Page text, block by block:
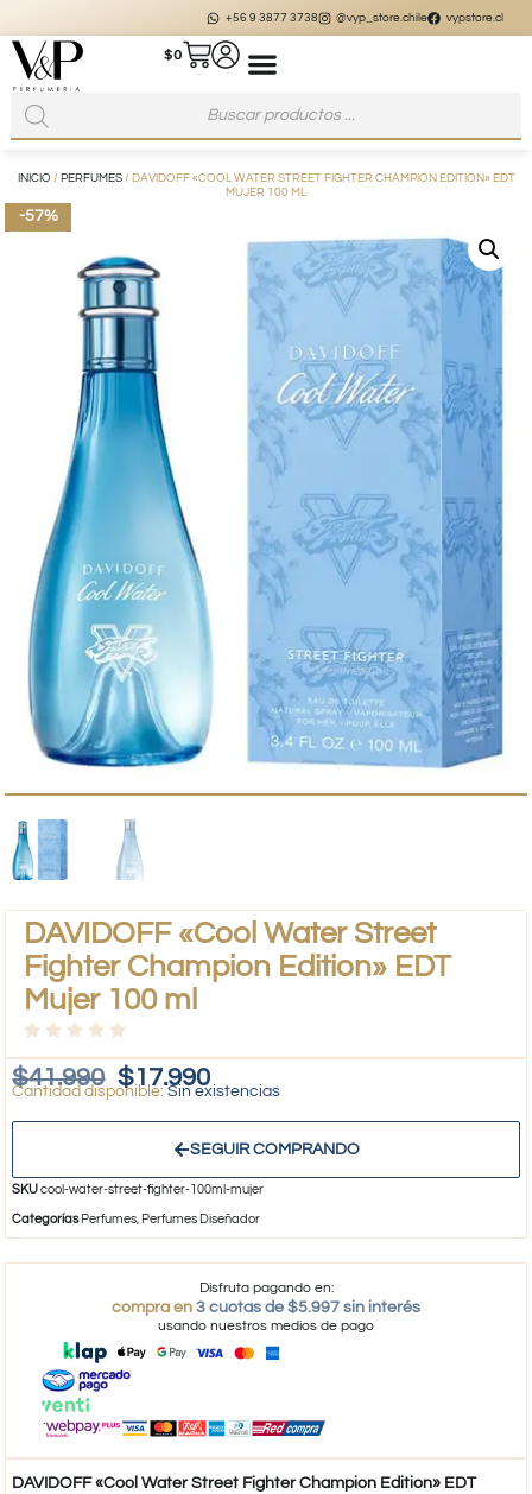
+56 9 3877 3738 @vyp_store.chile vypstore.cl
$0
INICIO / PERFUMES/ DAVIDOFF «COOL WATER STREET FIGHTER CHAMPION EDITION» EDT
MUJER 100 ML
-57%
DAVIDOFF «Cool Water Street
Fighter Champion Edition» EDT
Mujer 100 ml
$41.990 $17.990
Sin existencias
SEGUIR COMPRANDO
SKUcool-water-street-fighter-100ml-mujer
Categorías Perfumes, Perfumes Diseñador
Disfruta pagando en:
compra en 3 cuotas de $5.997 sin interés
usando nuestros medios de pago
DAVIDOFF «Cool Water Street Fighter Champion Edition» EDT